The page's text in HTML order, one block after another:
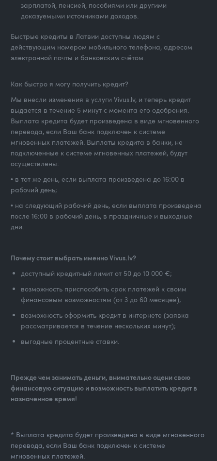
зарплатой, пенсией, пособиями или другими
доказуемыми источниками доходов.
Быстрые кредиты в Латвии доступны людям с
действующим номером мобильного телефона, адресом
электронной почты и банковским счётом.
Как быстро я могу получить кредит?
Мы внесли изменения в услуги Vivus.lv, и теперь кредит
выдается в течение 5 минут с момента его одобрения.
Выплата кредита будет произведена в виде мгновенного
перевода, если Ваш банк подключен к системе
мгновенных платежей. Выплаты кредита в банки, не
подключенные к системе мгновенных платежей, будут
осуществлены:
• в тот же день, если выплата произведена до 16:00 в
рабочий день;
• на следующий рабочий день, если выплата произведена
после 16:00 в рабочий день, в праздничные и выходные
дни.
Почему стоит выбрать именно Vivus.lv?
доступный кредитный лимит от 50 до 10 000 €;
возможность приспособить срок платежей к своим
финансовым возможностям (от 3 до 60 месяцев);
возможность оформить кредит в интернете (заявка
рассматривается в течение нескольких минут);
выгодные процентные ставки.
Прежде чем занимать деньги, внимательно оцени свою
финансовую ситуацию и возможность выплатить кредит в
назначенное время!
* Выплата кредита будет произведена в виде мгновенного
перевода, если Ваш банк подключен к системе
мгновенных платежей.